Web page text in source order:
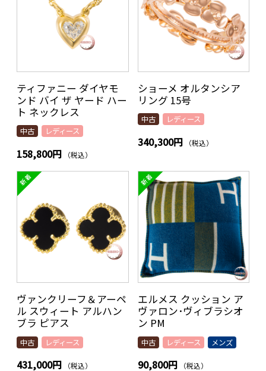
ティファニー ダイヤモ
ンド バイ ザ ヤード ハー
ト ネックレス
中古 レディース
158,800円 （税込）
ショーメ オルタンシア
リング 15号
中古 レディース
340,300円 （税込）
ヴァンクリーフ＆アーペ
ル スウィート アルハン
ブラ ピアス
中古 レディース
431,000円 （税込）
エルメス クッション ア
ヴァロン･ヴィブラシオ
ン PM
中古 レディース メンズ
90,800円 （税込）